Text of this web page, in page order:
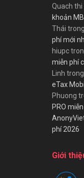
Quach
khoản
Thái trong
phí mới
hiupc
miễn phí
Linh trong
eTax
Phuong
PRO
phí 2026
Giới